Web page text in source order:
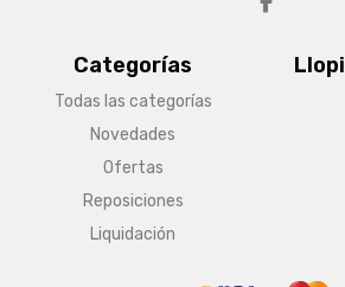
Categorías
Todas las categorías
Novedades
Ofertas
Reposiciones
Liquidación